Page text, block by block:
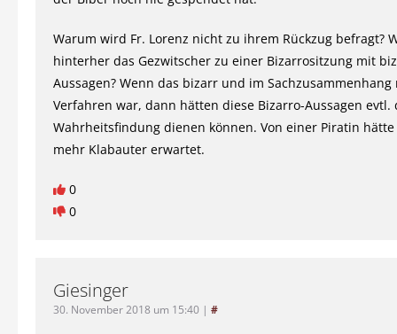
Warum wird Fr. Lorenz nicht zu ihrem Rückzug befragt?
hinterher das Gezwitscher zu einer Bizarrositzung mit
Aussagen? Wenn das bizarr und im
Verfahren war, dann hätten diese Bizarro-Aussagen evtl.
Wahrheitsfindung dienen können. Von einer Piratin
mehr Klabauter erwartet.
0
0
Giesinger
30. November 2018 um 15:40 | #